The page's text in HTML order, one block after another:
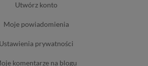
utwórz konto
moje powiadomienia
ustawienia prywatności
moje komentarze na blogu